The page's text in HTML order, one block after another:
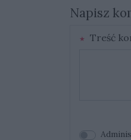
Napisz
Treść